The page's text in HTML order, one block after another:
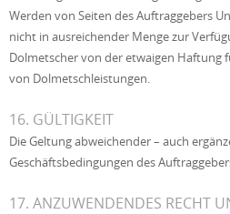
Werden von Seiten des Auftraggebers
nicht in ausreichender Menge zur
Dolmetscher von der etwaigen Haftung
von Dolmetschleistungen.
16. GÜLTIGKEIT
Die Geltung abweichender – auch
Geschäftsbedingungen des
17. ANZUWENDENDES RECHT